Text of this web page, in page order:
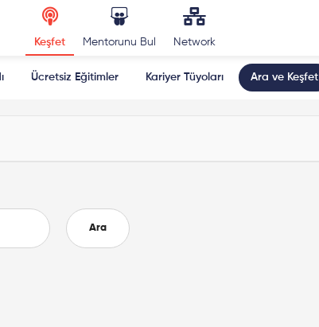
Keşfet Mentorunu Bul Network
Ücretsiz Eğitimler Kariyer Tüyoları Ara ve Keşfet
Ara